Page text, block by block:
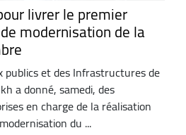
livrer le premier
modernisation de la
publics et des Infrastructures de
a donné, samedi, des
en charge de la réalisation
du ...